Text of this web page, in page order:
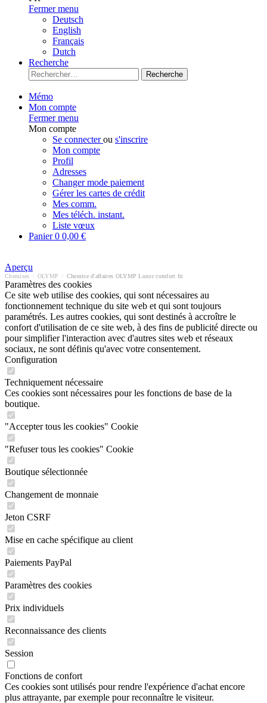
Fermer menu
Deutsch
English
Français
Dutch
Recherche
Recherche
Mémo
Mon compte
Fermer menu
Mon compte
Se connecterou s'inscrire
Mon compte
Profil
Adresses
Changer mode paiement
Gérer les cartes de crédit
Mes comm.
Mes téléch. instant.
Liste vœux
Panier0 0,00 €
Aperçu
Chemises OLYMP Chemise d'affaires OLYMP Luxor comfort fit
Paramètres des cookies
Ce site web utilise des cookies, qui sont nécessaires au
fonctionnement technique du site web et qui sont toujours
paramétrés. Les autres cookies, qui sont destinés à accroître le
confort d'utilisation de ce site web, à des fins de publicité directe ou
pour simplifier l'interaction avec d'autres sites web et réseaux
sociaux, ne sont définis qu'avec votre consentement.
Configuration
Techniquement nécessaire
Ces cookies sont nécessaires pour les fonctions de base de la
boutique.
"Accepter tous les cookies" Cookie
"Refuser tous les cookies" Cookie
Boutique sélectionnée
Changement de monnaie
Jeton CSRF
Mise en cache spécifique au client
Paiements PayPal
Paramètres des cookies
Prix individuels
Reconnaissance des clients
Session
Fonctions de confort
Ces cookies sont utilisés pour rendre l'expérience d'achat encore
plus attrayante, par exemple pour reconnaître le visiteur.